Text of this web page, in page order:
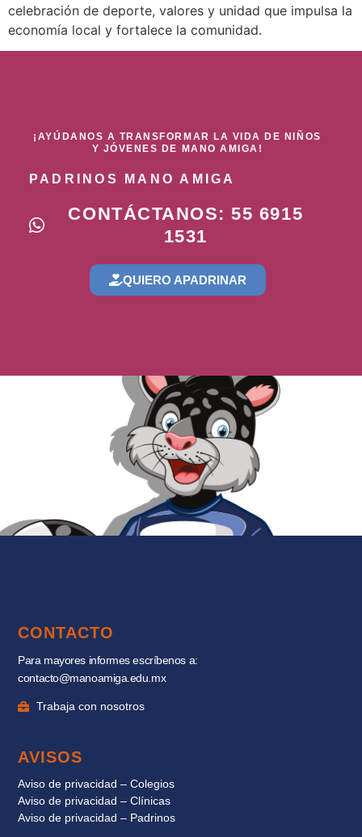
celebración de deporte, valores y unidad que impulsa la
economía local y fortalece la comunidad.
¡AYÚDANOS A TRANSFORMAR LA VIDA DE NIÑOS
Y JÓVENES DE MANO AMIGA!
PADRINOS MANO AMIGA
CONTÁCTANOS: 55 6915
1531
QUIERO APADRINAR
CONTACTO
Para mayores informes escríbenos a:
contacto@manoamiga.edu.mx
Trabaja con nosotros
AVISOS
Aviso de privacidad – Colegios
Aviso de privacidad – Clínicas
Aviso de privacidad – Padrinos